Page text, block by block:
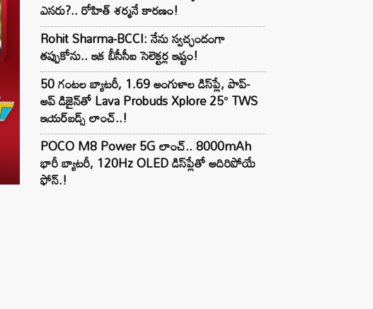
ఎసరు?.. రోహిత్ శర్మనే కారణం!
Rohit Sharma-BCCI: నేను స్వచ్ఛందంగా
తప్పుకోను.. ఇక బీసీసీఐ సెలెక్టర్ల ఇష్టం!
50 గంటల బ్యాటరీ, 1.69 అంగుళాల డిస్‌ప్లే, పాప్-
అప్ డిజైన్‌తో Lava Probuds Xplore 25° TWS
ఇయర్‌బడ్స్ లాంచ్..!
POCO M8 Power 5G లాంచ్.. 8000mAh
భారీ బ్యాటరీ, 120Hz OLED డిస్‌ప్లేతో అదిరిపోయే
ఫోన్.!